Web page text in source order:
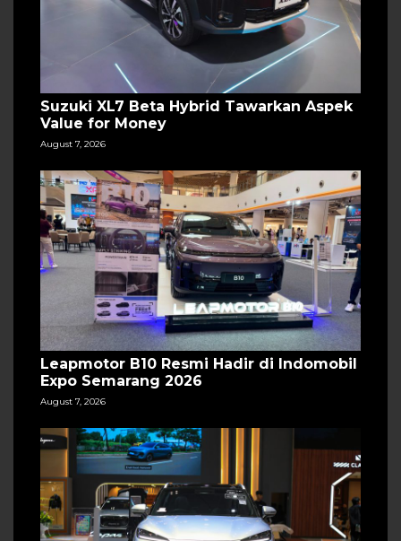
Suzuki XL7 Beta Hybrid Tawarkan Aspek
Value for Money
August 7, 2026
Leapmotor B10 Resmi Hadir di Indomobil
Expo Semarang 2026
August 7, 2026